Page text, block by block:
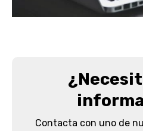
Contacta con uno de